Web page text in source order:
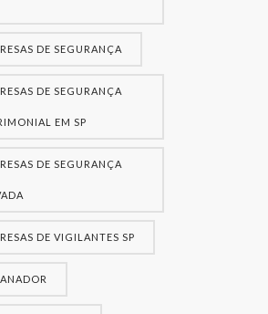
DE SEGURANÇA
DE SEGURANÇA
EM SP
DE SEGURANÇA
DE VIGILANTES SP